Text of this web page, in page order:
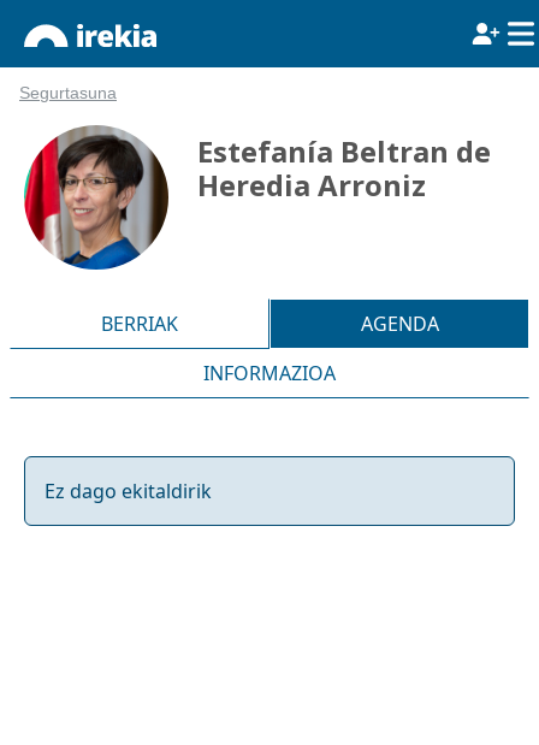
Segurtasuna
Estefanía Beltran de
Heredia Arroniz
BERRIAK
AGENDA
INFORMAZIOA
Ez dago ekitaldirik